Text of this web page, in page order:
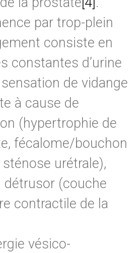
par trop-plein
consiste en
constantes d’urine
de vidange
à cause de
(hypertrophie de
fécalome/bouchon
urétrale),
détrusor (couche
contractile de la
vésico-